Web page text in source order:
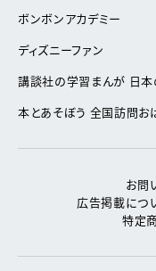
ボンボンアカデミー
ディズニーファン
講談社の学習まんが 日本
本とあそぼう 全国訪問お
お問
広告掲載につ
特定